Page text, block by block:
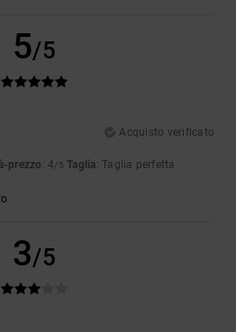
5/5
Acquisto verificato
prezzo : 4/5 Taglia: Taglia perfetta
3/5